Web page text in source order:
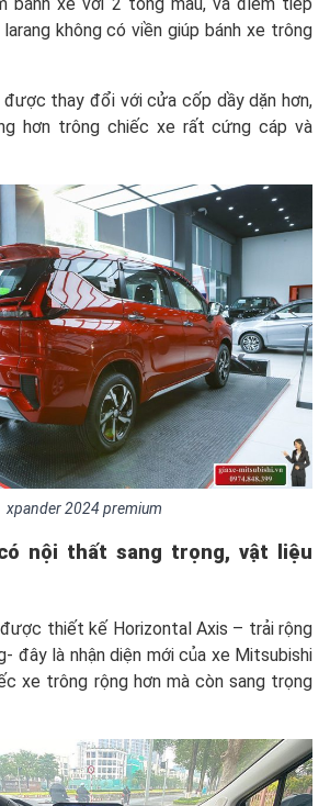
không có viền giúp bánh xe trông
được thay đổi với cửa cốp dầy dặn hơn,
hơn trông chiếc xe rất cứng cáp và
xpander 2024 premium
nội thất sang trọng, vật liệu
thiết kế Horizontal Axis – trải rộng
đây là nhận diện mới của xe Mitsubishi
xe trông rộng hơn mà còn sang trọng